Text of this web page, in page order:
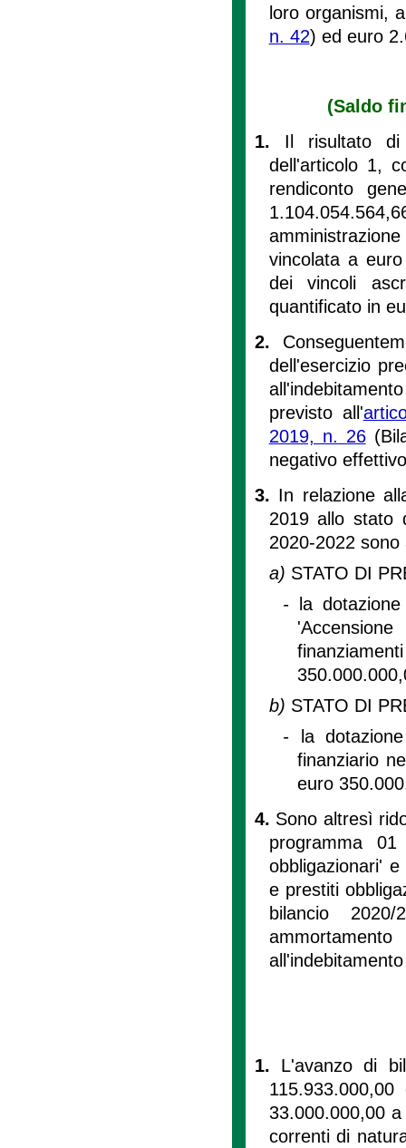
loro organismi,
n. 42) ed euro
(Saldo
1. Il risultato di
dell'articolo 1,
rendiconto
vincolata a
dei vincoli
quantificato in
2.
dell'esercizio
previsto all'
2019, n. 26
negativo
3. In relazione
2019 allo stato
2020-2022
a) STATO DI
-
la
b) STATO DI
-
la
finanziario
euro
4. Sono altresì
programma
obbligazionari'
e prestiti
bilancio
1. L'avanzo di
33.000.000,00
correnti di